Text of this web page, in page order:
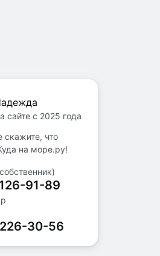
Надежда
сайте с 2025 года
скажите, что
на море.ру!
91-89
30-56